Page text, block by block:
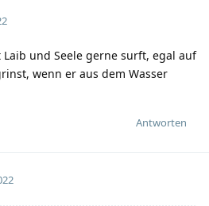
und Seele gerne surft, egal auf
wenn er aus dem Wasser
Antworten